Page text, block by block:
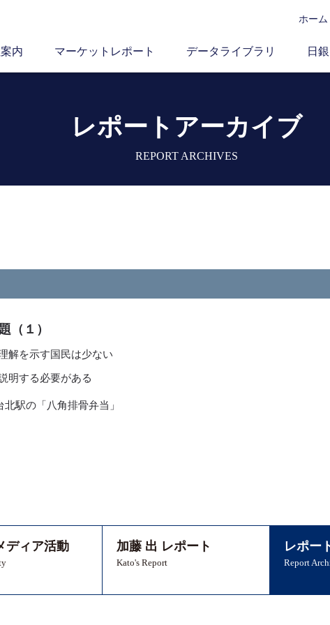
ホーム
内 マーケットレポート データライブラリ 日
レポートアーカイブ
REPORT ARCHIVES
（１）
解を示す国民は少ない
明する必要がある
駅の「八角排骨弁当」
ディア活動 加藤 出 レポート
Kato's Report
レポー
Report